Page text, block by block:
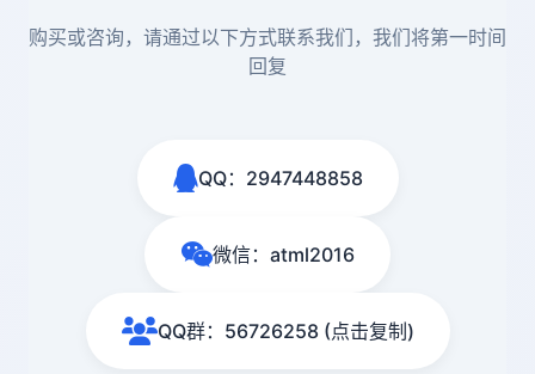
购买或咨询，请通过以下方式联系我们，我们将第一时间
回复
QQ：2947448858
微信：atml2016
QQ群：56726258 (点击复制)